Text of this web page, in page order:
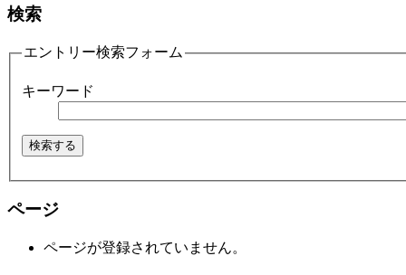
検索
エントリー検索フォーム
キーワード
ページ
ページが登録されていません。